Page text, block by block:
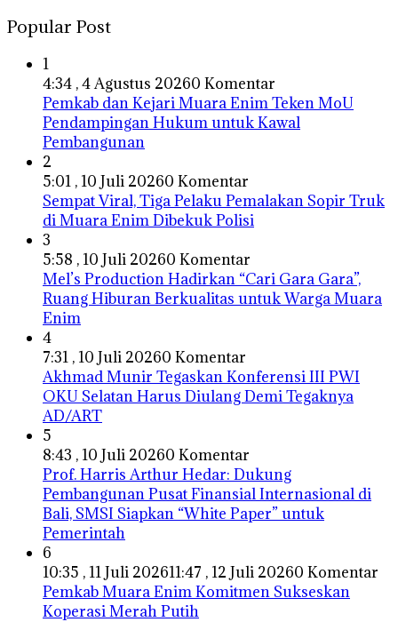
Popular Post
1
4:34 , 4 Agustus 20260 Komentar
Pemkab dan Kejari Muara Enim Teken MoU
Pendampingan Hukum untuk Kawal
Pembangunan
2
5:01 , 10 Juli 20260 Komentar
Sempat Viral, Tiga Pelaku Pemalakan Sopir Truk
di Muara Enim Dibekuk Polisi
3
5:58 , 10 Juli 20260 Komentar
Mel’s Production Hadirkan “Cari Gara Gara”,
Ruang Hiburan Berkualitas untuk Warga Muara
Enim
4
7:31 , 10 Juli 20260 Komentar
Akhmad Munir Tegaskan Konferensi III PWI
OKU Selatan Harus Diulang Demi Tegaknya
AD/ART
5
8:43 , 10 Juli 20260 Komentar
Prof. Harris Arthur Hedar: Dukung
Pembangunan Pusat Finansial Internasional di
Bali, SMSI Siapkan “White Paper” untuk
Pemerintah
6
10:35 , 11 Juli 202611:47 , 12 Juli 20260 Komentar
Pemkab Muara Enim Komitmen Sukseskan
Koperasi Merah Putih